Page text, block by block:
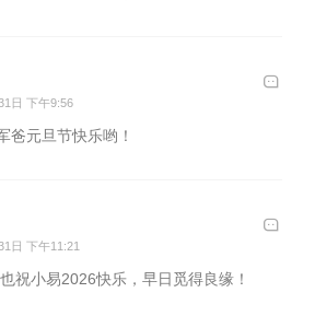
日 下午9:56
爸元旦节快乐哟！
日 下午11:21
也祝小易2026快乐，早日觅得良缘！